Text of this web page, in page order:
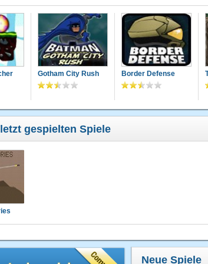
Gotham City Rush Border Defense
gespielten Spiele
Neue Spiele